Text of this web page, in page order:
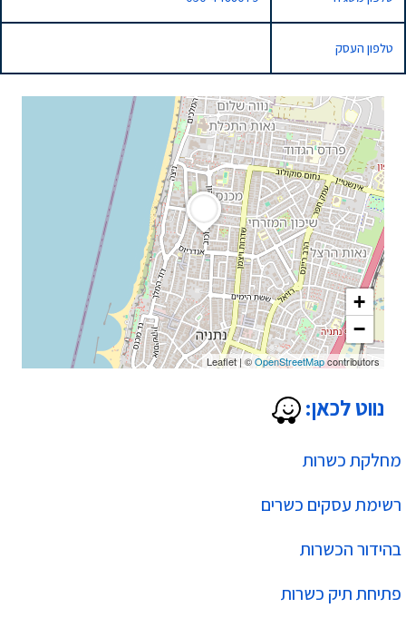
מחלקת כשרות
רשימת עסקים כשרים
בהידור הכשרות
פתיחת תיק כשרות
+
−
Leaflet| ©OpenStreetMapcontributors
נווט לכאן:
טלפון העסק